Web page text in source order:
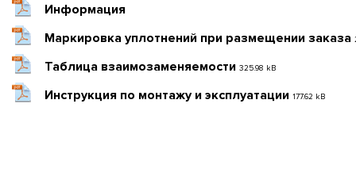
Информация
Маркировка уплотнений при размещении заказа
Таблица взаимозаменяемости 325.98 kB
Инструкция по монтажу и эксплуатации 177.62 kB